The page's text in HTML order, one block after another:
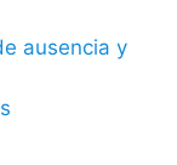
ausencia y